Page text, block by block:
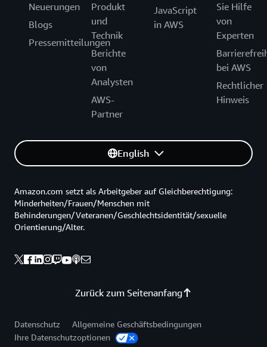
Neuerungen
Blogs
Pressemitteilungen
Produkt
und
Technik
Berichte
von
Analysten
AWS-
Partner
JavaScript
in AWS
Sie Hilfe
von
Experten
bei AWS
Rechtlicher
Hinweis
English
Zurück zum Seitenanfang
Amazon.com setzt als Arbeitgeber auf Gleichberechtigung:
Minderheiten/Frauen/Menschen mit
Behinderungen/Veteranen/Geschlechtsidentität/sexuelle
Orientierung/Alter.
Datenschutz
Allgemeine Geschäftsbedingungen
Ihre Datenschutzoptionen